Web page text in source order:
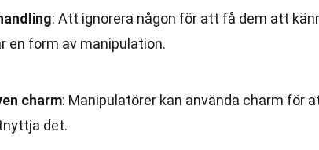
: Att ignorera någon för att få dem att
en form av manipulation.
charm: Manipulatörer kan använda charm för
det.